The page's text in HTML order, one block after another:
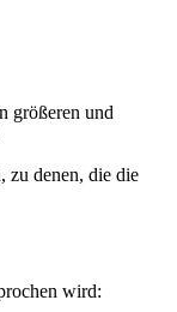
größeren und
zu denen, die die
wird: